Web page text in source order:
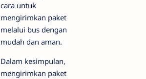
cara untuk
mengirimkan paket
melalui bus dengan
mudah dan aman.
Dalam kesimpulan,
mengirimkan paket